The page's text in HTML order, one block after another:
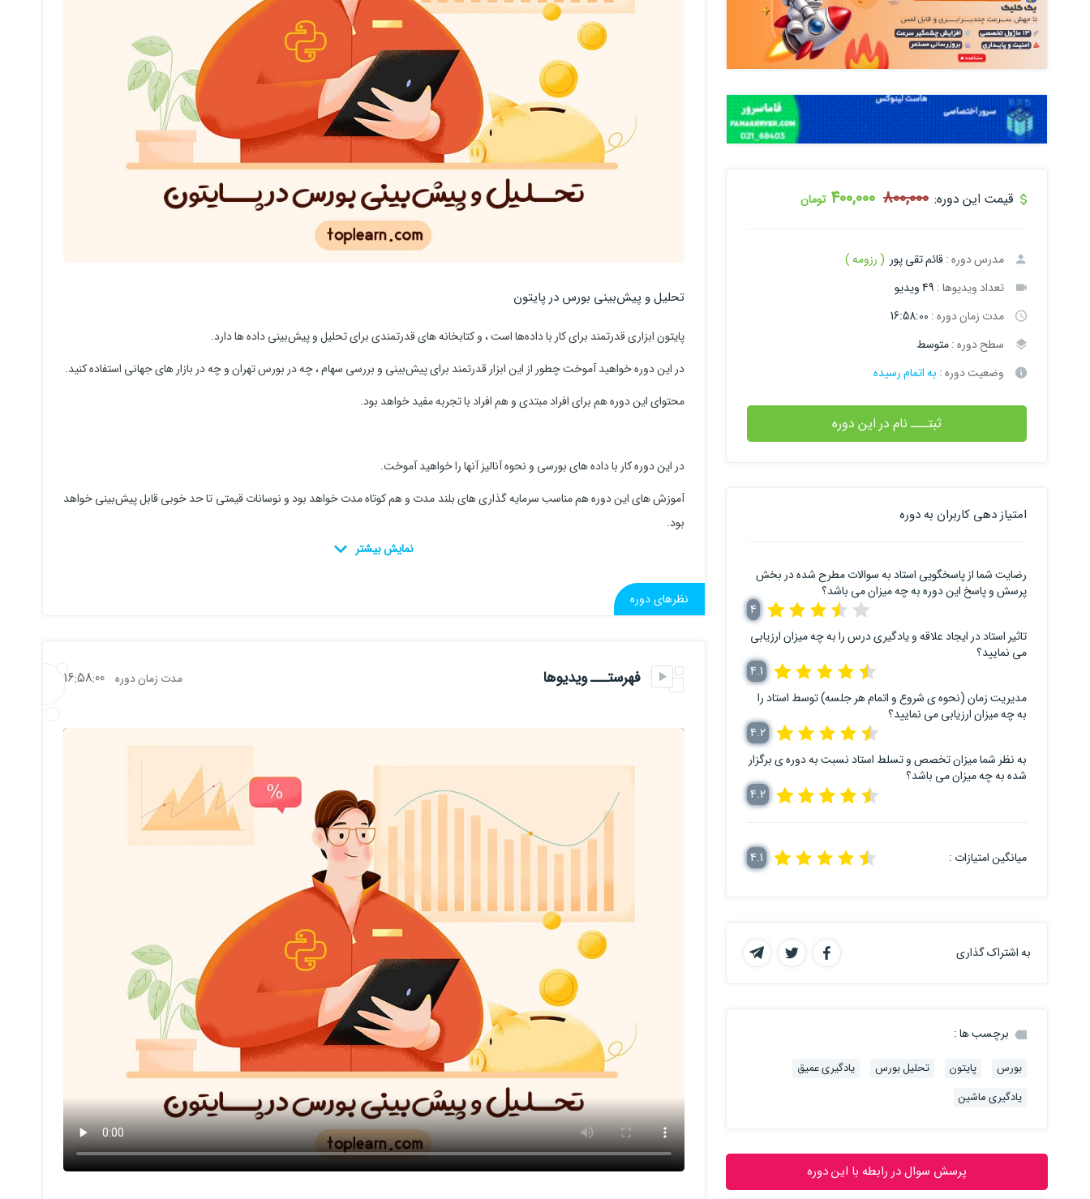
تحلیل و پیش‌بینی بورس در پایتون
پایتون ابزاری قدرتمند برای کار با داده‌ها است ، و کتابخانه های قدرتمندی برای تحلیل و پیش‌بینی داده ها دارد.
در این دوره خواهید آموخت چطور از این ابزار قدرتمند برای پیش‌بینی و بررسی سهام ، چه در بورس تهران و چه در بازار های جهانی استفاده کنید.
محتوای این دوره هم برای افراد مبتدی و هم افراد با تجربه مفید خواهد بود.
در این دوره کار با داده های بورسی و نحوه آنالیز آنها را خواهید آموخت.
آموزش های این دوره هم مناسب سرمایه گذاری های بلند مدت و هم کوتاه مدت خواهد بود و نوسانات قیمتی تا حد خوبی قابل پیش‌بینی خواهد
بود.
در کنار تحلیل های فاندامنتال و تکنیکال و همچنین روانشناسی بازار ، آموزش های این دوره به شما کمک خواهد کرد که ریسک سرمایه گذاری را به
حداقل برسانید.
در انتهای دوره وارد مباحث یادگیری ماشین (Machine Learning) و سپس یادگیری عمیق (Deep Learning) خواهیم شد.
در این قسمت ها یاد میگیریم چطور با متد های مختلف قیمت و روند سهم در روز های آینده را پیش‌بینی کنیم.
پروژه ی نهایی دوره، طراحی یک اپلیکیشن تحت وب (Web Application) خواهد بود که برای ما قیمت سهم در روز های آینده را با متد های
مختلف پیش‌بینی خواهد کرد.
در ویدئوی معرفی دوره، پروژه های این دوره و سرفصل های مطالب توضیح داده شده اند.
آشنایی با مفاهیم اولیه ی بازار سرمایه و همچنین زبان پایتون پیش نیاز این دوره می باشد.
نظرهای دوره
فهرستـــ ویدیوها مدت زمان دوره 16:58:00
قیمت این دوره: 800,000
400,000 تومان
مدرس دوره :قائم تقی پور ( رزومه )
تعداد ویدیوها : 49 ویدیو
مدت زمان دوره : 16:58:00
سطح دوره :متوسط
وضعیت دوره : به اتمام رسیده
ثبتـــ نام در این دوره
امتیاز دهی کاربران به دوره
رضایت شما از پاسخگویی استاد به سوالات مطرح شده در بخش
پرسش و پاسخ این دوره به چه میزان می باشد؟
4
تاثیر استاد در ایجاد علاقه و یادگیری درس را به چه میزان ارزیابی
می نمایید؟
4.1
مدیریت زمان (نحوه ی شروع و اتمام هر جلسه) توسط استاد را
به چه میزان ارزیابی می نمایید؟
4.2
به نظر شما میزان تخصص و تسلط استاد نسبت به دوره ی برگزار
شده به چه میزان می باشد؟
4.2
میانگین امتیازات : 4.1
به اشتراک گذاری
برچسب ها :
بورس پایتون تحلیل بورس
یادگیری عمیق
یادگیری ماشین
پرسش سوال در رابطه با این دوره